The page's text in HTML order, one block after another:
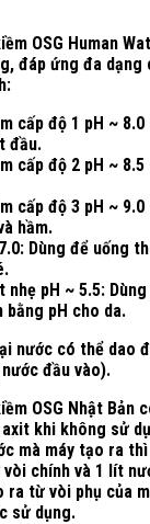
OSG Human
đáp ứng đa dạng
cấp độ 1 pH ~
đầu.
cấp độ 2 pH ~
cấp độ 3 pH ~
hầm.
Dùng để uống
nhẹ pH ~ 5.5:
bằng pH cho da.
nước có thể dao
đầu vào).
OSG Nhật Bản
khi không sử
mà máy tạo ra
chính và 1 lít
ra từ vòi phụ của
sử dụng.